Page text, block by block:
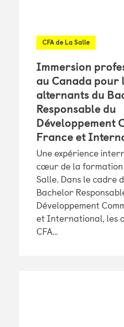
CFA de La Salle
Immersion
au Canada pour
alternants du
Responsable du
Développement
France et
Une expérience
cœur de la formation
Salle. Dans le cadre
Bachelor
Développement
et International, les
CFA…